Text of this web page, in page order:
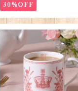
30%OFF